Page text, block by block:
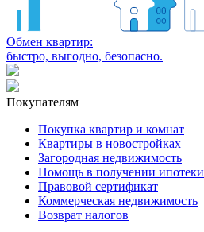
Обмен квартир:
быстро, выгодно, безопасно.
Покупателям
Покупка квартир и комнат
Квартиры в новостройках
Загородная недвижимость
Помощь в получении ипотеки
Правовой сертификат
Коммерческая недвижимость
Возврат налогов